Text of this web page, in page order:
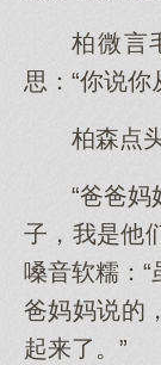
柏微言
思：“你说
柏森点
“爸爸
子，我是他
嗓音软糯：
爸妈妈说的
起来了。”